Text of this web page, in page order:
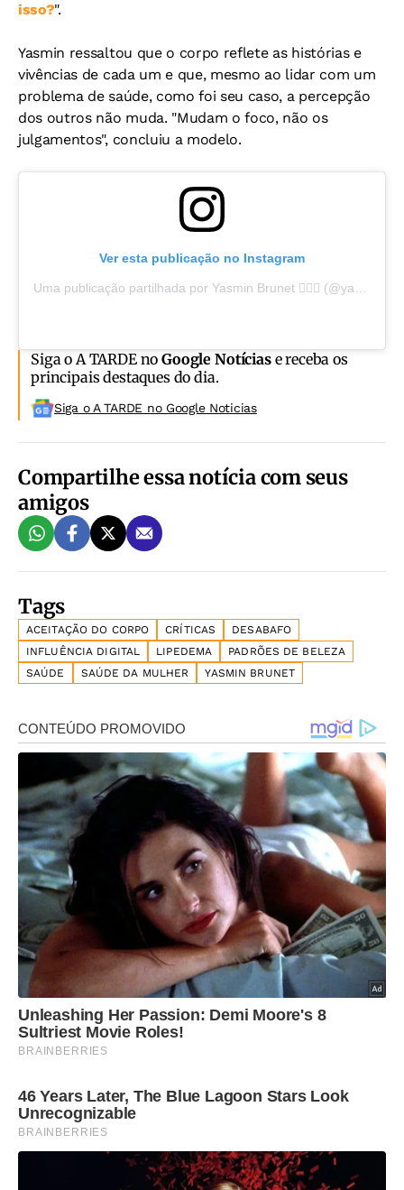
isso?".
Yasmin ressaltou que o corpo reflete as histórias e
vivências de cada um e que, mesmo ao lidar com um
problema de saúde, como foi seu caso, a percepção
dos outros não muda. "Mudam o foco, não os
julgamentos", concluiu a modelo.
Ver esta publicação no Instagram
Siga o A TARDE noGoogle Notíciase receba os
principais destaques do dia.
Siga o A TARDE no Google Noticias
Compartilhe essa notícia com seus
amigos
Tags
ACEITAÇÃO DO CORPO CRÍTICAS
DESABAFO
INFLUÊNCIA DIGITAL
LIPEDEMA
PADRÕES DE BELEZA
SAÚDE
SAÚDE DA MULHER YASMIN BRUNET